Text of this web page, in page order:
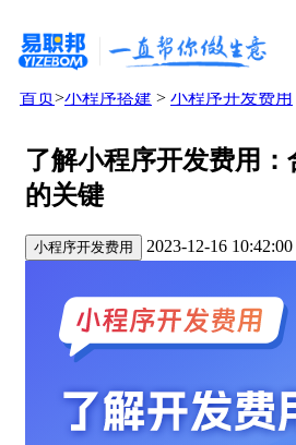
首页>小程序搭建 > 小程序开发费用
了解小程序开发费用
的关键
小程序开发费用 2023-12-16 10:42:00